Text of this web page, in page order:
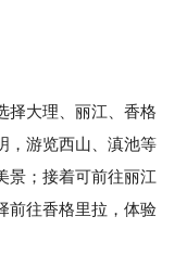
择大理、丽江、香格
，游览西山、滇池等
景；接着可前往丽江
前往香格里拉，体验